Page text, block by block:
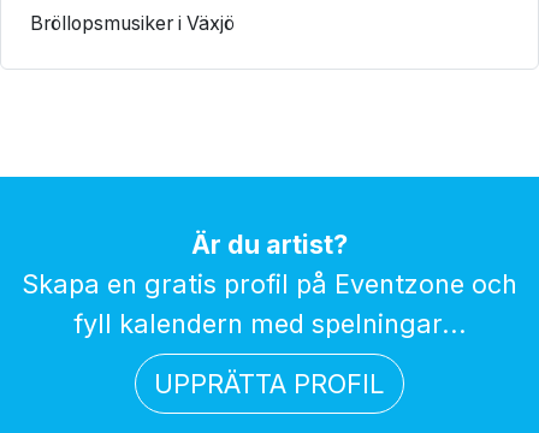
Bröllopsmusiker i Växjö
Är du artist?
Skapa en gratis profil på Eventzone och
fyll kalendern med spelningar...
UPPRÄTTA PROFIL